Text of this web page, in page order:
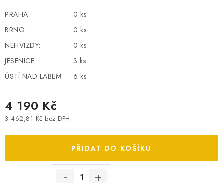
TESTERY BATERIÍ
BATERIE PRO VYSAVAČE
BATERIE PRO NOUZOVÁ OSVĚTLENÍ
PŘÍSLUŠENSTVÍ
DOPRAVA ZDARMA
POŠTOVNÉ A DOPRAVA
PRAHA:
0 ks
BRNO:
0 ks
NEHVIZDY:
0 ks
JESENICE:
3 ks
ÚSTÍ NAD LABEM:
6 ks
4 190 Kč
3 462,81 Kč bez DPH
PŘIDAT DO KOŠÍKU